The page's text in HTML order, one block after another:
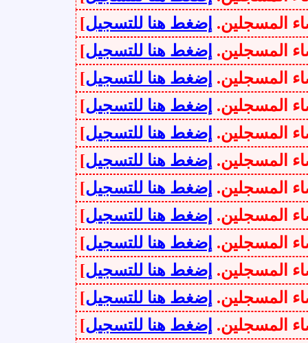
إضغط هنا للتسجيل]
إضغط هنا للتسجيل]
إضغط هنا للتسجيل]
إضغط هنا للتسجيل]
إضغط هنا للتسجيل]
إضغط هنا للتسجيل]
إضغط هنا للتسجيل]
إضغط هنا للتسجيل]
إضغط هنا للتسجيل]
إضغط هنا للتسجيل]
إضغط هنا للتسجيل]
إضغط هنا للتسجيل]